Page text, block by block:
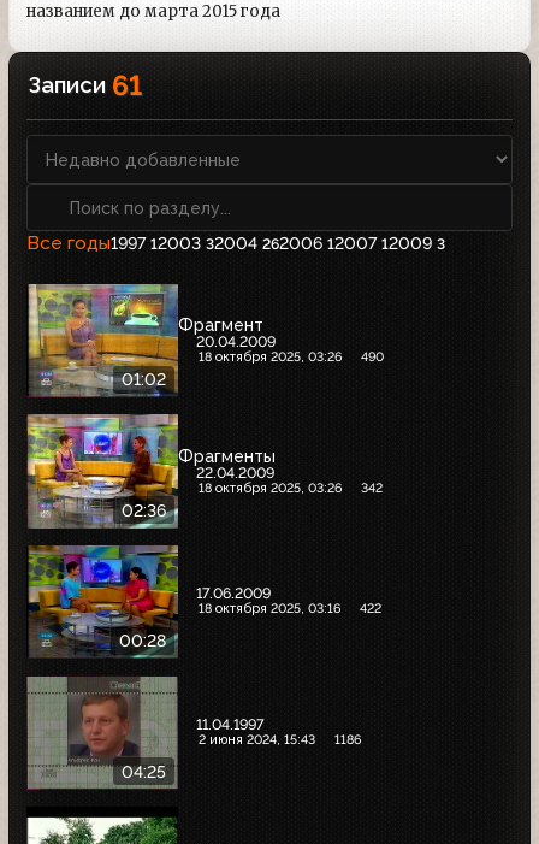
названием до марта 2015 года
Записи 61
Все годы1997 12003 32004 262006 12007 12009 3
01:02
Фрагмент
20.04.2009
18 октября 2025, 03:26 490
02:36
Фрагменты
22.04.2009
18 октября 2025, 03:26 342
00:28
17.06.2009
18 октября 2025, 03:16 422
04:25
11.04.1997
2 июня 2024, 15:43 1186